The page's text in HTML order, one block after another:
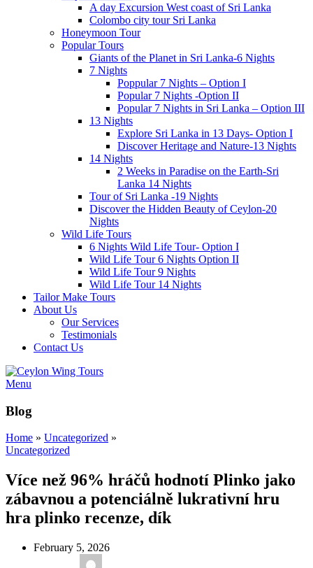
A day Excursion West coast of Sri Lanka
Colombo city tour Sri Lanka
Honeymoon Tour
Popular Tours
Giants of the Planet in Sri Lanka-6 Nights
7 Nights
Poppular 7 Nights – Option I
Popular 7 Nights -Option II
Popular 7 Nights in Sri Lanka – Option III
13 Nights
Explore Sri Lanka in 13 Days- Option I
Discover Heritage and Nature-13 Nights
14 Nights
2 Weeks in Paradise on the Earth-Sri
Lanka 14 Nights
Tour of Sri Lanka -19 Nights
Discover the Hidden Beauty of Ceylon-20
Nights
Wild Life Tours
6 Nights Wild Life Tour- Option I
Wild Life Tour 6 Nights Option II
Wild Life Tour 9 Nights
Wild Life Tour 14 Nights
Tailor Make Tours
About Us
Our Services
Testimonials
Contact Us
Menu
Blog
Home » Uncategorized »
Uncategorized
Více než 96% hráčů hodnotí Plinko jako
zábavnou a potenciálně lukrativní hru
hra plinko recenze, dík
February 5, 2026